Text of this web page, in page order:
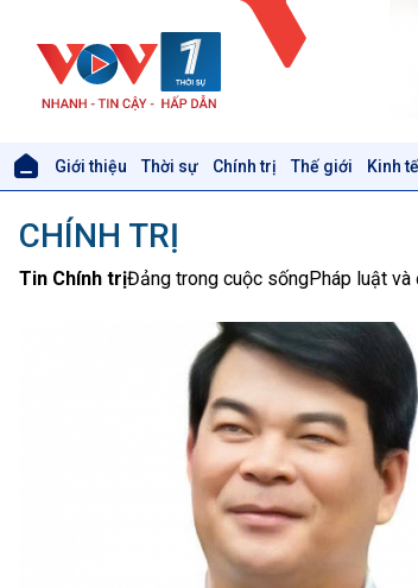
Giới thiệu Thời sự Chính trị Thế giới Kinh tế
Thời sự 18h
Thời sự 21h30
Bản tin
Chuyên mục
Theo dòng Thời
Tin Đời sống & Xã hội
Khoa học &
Tin Khoa học &
Kết nối công
Sống chung với
CHÍNH TRỊ
Tin Chính trịĐảng trong cuộc sốngPháp luật